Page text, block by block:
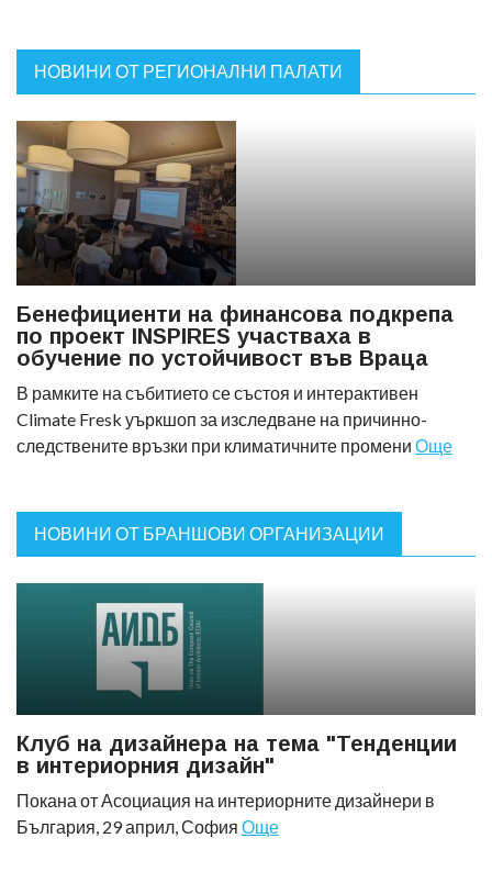
НОВИНИ ОТ РЕГИОНАЛНИ ПАЛАТИ
Бенефициенти на финансова подкрепа
по проект INSPIRES участваха в
обучение по устойчивост във Враца
В рамките на събитието се състоя и интерактивен
Climate Fresk уъркшоп за изследване на причинно-
следствените връзки при климатичните промени Още
НОВИНИ ОТ БРАНШОВИ ОРГАНИЗАЦИИ
Клуб на дизайнера на тема "Тенденции
в интериорния дизайн"
Покана от Асоциация на интериорните дизайнери в
България, 29 април, София Още